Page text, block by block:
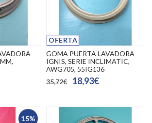
OFERTA
GOMA PUERTA LAVADORA
IGNIS, SERIE INCLIMATIC,
AWG705, 55IG136
35,72€
18,93€
15%